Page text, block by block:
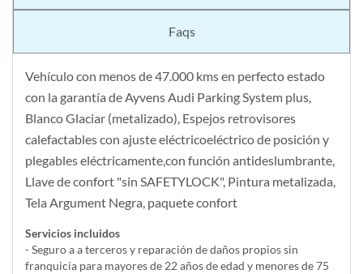
Faqs
Vehículo con menos de 47.000 kms en perfecto estado
con la garantía de Ayvens Audi Parking System plus,
Blanco Glaciar (metalizado), Espejos retrovisores
calefactables con ajuste eléctricoeléctrico de posición y
plegables eléctricamente,con función antideslumbrante,
Llave de confort "sin SAFETYLOCK", Pintura metalizada,
Tela Argument Negra, paquete confort
Servicios incluidos
- Seguro a a terceros y reparación de daños propios sin
franquicia para mayores de 22 años de edad y menores de 75